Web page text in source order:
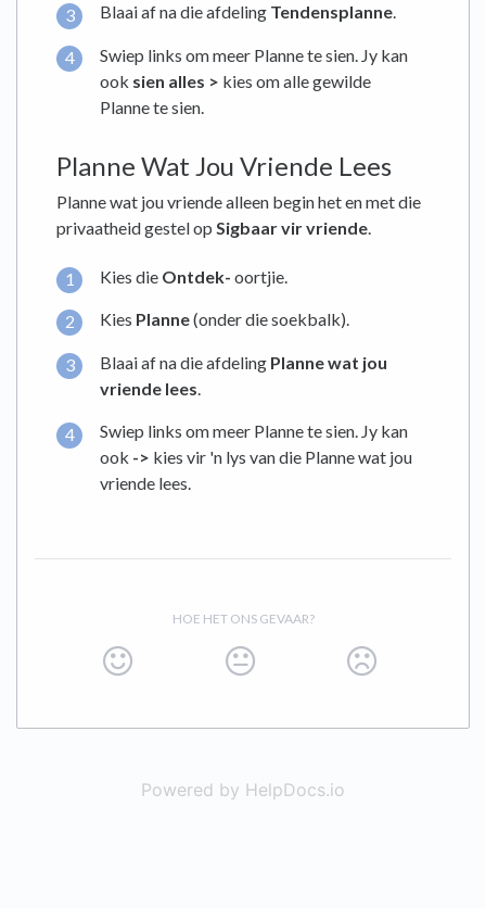
Blaai af na die afdeling Tendensplanne.
Swiep links om meer Planne te sien. Jy kan
ook sien alles > kies om alle gewilde
Planne te sien.
Planne Wat Jou Vriende Lees
Planne wat jou vriende alleen begin het en met die
privaatheid gestel op Sigbaar vir vriende
Kies die Ontdek- oortjie.
Kies Planne(onder die soekbalk).
Blaai af na die afdeling Planne wat jou
vriende lees
Swiep links om meer Planne te sien. Jy kan
ook -> kies vir 'n lys van die Planne wat jou
vriende lees.
HOE HET ONS GEVAAR?
Powered by HelpDocs.io